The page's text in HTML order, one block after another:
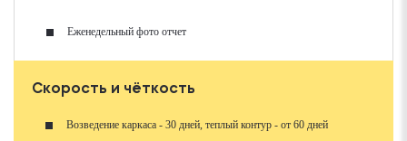
Еженедельный фото отчет
Скорость и чёткость
Возведение каркаса - 30 дней, теплый контур - от 60 дней